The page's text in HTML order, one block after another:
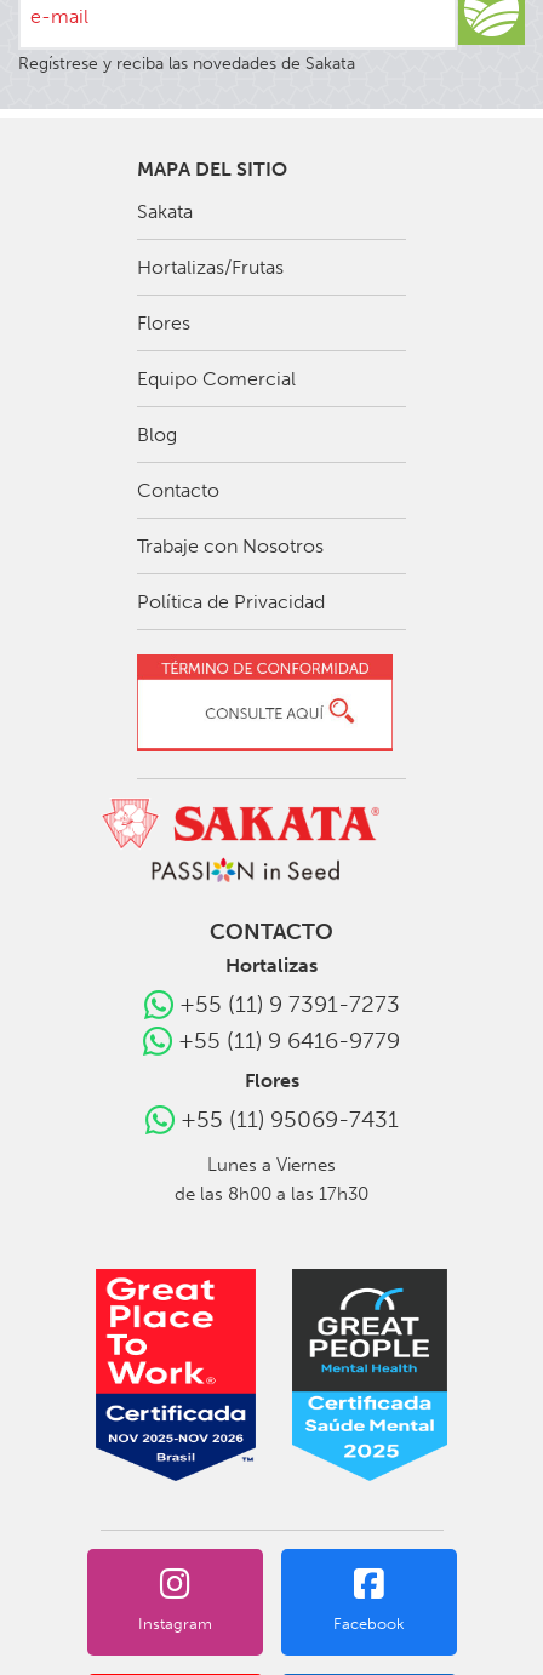
e-mail
Regístrese y reciba las novedades de Sakata
MAPA DEL SITIO
Sakata
Hortalizas/Frutas
Flores
Equipo Comercial
Blog
Contacto
Trabaje con Nosotros
Política de Privacidad
CONTACTO
Hortalizas
+55 (11) 9 7391-7273
+55 (11) 9 6416-9779
Flores
+55 (11) 95069-7431
Lunes a Viernes
de las 8h00 a las 17h30
Instagram Facebook